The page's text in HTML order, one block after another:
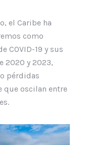
el Caribe ha
como
COVID-19 y sus
2020 y 2023,
pérdidas
que oscilan entre